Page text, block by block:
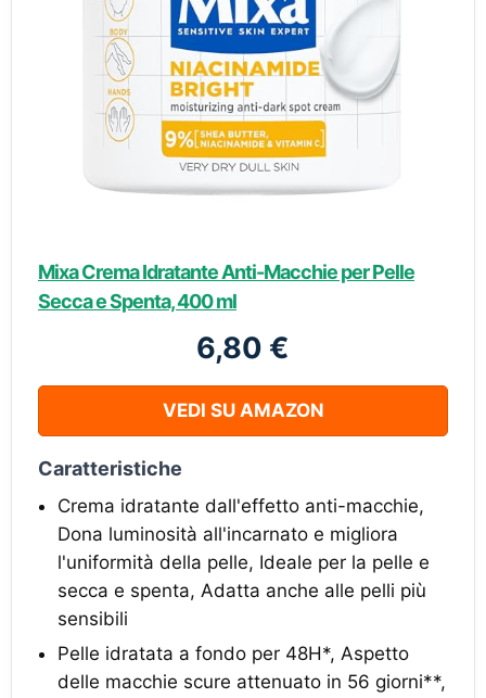
Mixa Crema Idratante Anti-Macchie per Pelle
Secca e Spenta, 400 ml
6,80 €
VEDI SU AMAZON
Caratteristiche
Crema idratante dall'effetto anti-macchie,
Dona luminosità all'incarnato e migliora
l'uniformità della pelle, Ideale per la pelle e
secca e spenta, Adatta anche alle pelli più
sensibili
Pelle idratata a fondo per 48H*, Aspetto
delle macchie scure attenuato in 56 giorni**,